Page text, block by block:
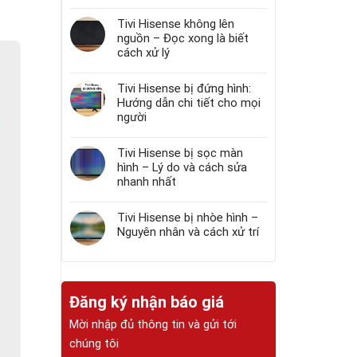
Tivi Hisense không lên
nguồn – Đọc xong là biết
cách xử lý
Tivi Hisense bị đứng hình:
Hướng dẫn chi tiết cho mọi
người
Tivi Hisense bị sọc màn
hình – Lý do và cách sửa
nhanh nhất
Tivi Hisense bị nhòe hình –
Nguyên nhân và cách xử trí
Đăng ký nhận báo giá
Mời nhập đủ thông tin và gửi tới
chúng tôi